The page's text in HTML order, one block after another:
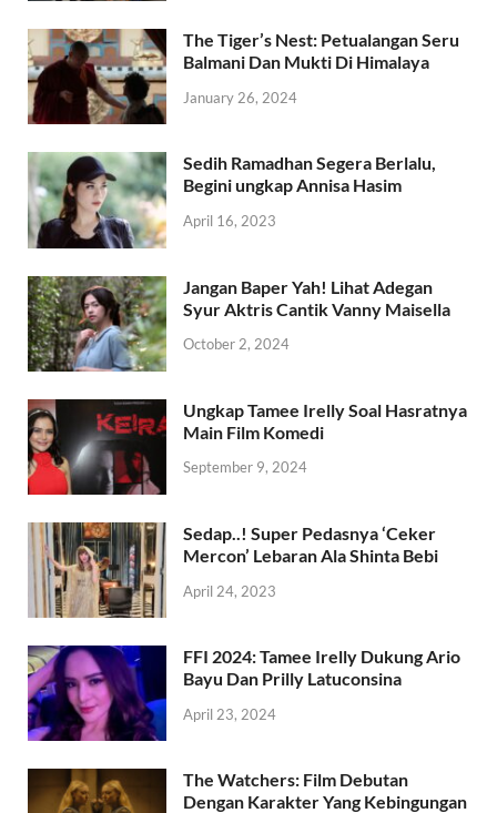
The Tiger’s Nest: Petualangan Seru
Balmani Dan Mukti Di Himalaya
January 26, 2024
Sedih Ramadhan Segera Berlalu,
Begini ungkap Annisa Hasim
April 16, 2023
Jangan Baper Yah! Lihat Adegan
Syur Aktris Cantik Vanny Maisella
October 2, 2024
Ungkap Tamee Irelly Soal Hasratnya
Main Film Komedi
September 9, 2024
Sedap..! Super Pedasnya ‘Ceker
Mercon’ Lebaran Ala Shinta Bebi
April 24, 2023
FFI 2024: Tamee Irelly Dukung Ario
Bayu Dan Prilly Latuconsina
April 23, 2024
The Watchers: Film Debutan
Dengan Karakter Yang Kebingungan